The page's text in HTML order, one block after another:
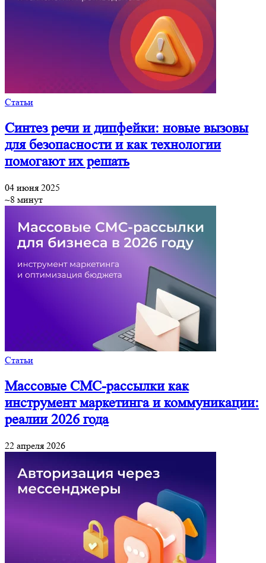
Статьи
Синтез речи и дипфейки: новые вызовы
для безопасности и как технологии
помогают их решать
04 июня 2025
~8 минут
Статьи
Массовые СМС-рассылки как
инструмент маркетинга и коммуникации:
реалии 2026 года
22 апреля 2026